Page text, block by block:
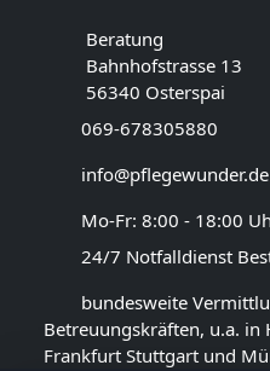
Beratung
Bahnhofstrasse 13
56340 Osterspai
069-678305880
info@pflegewunder.de
Mo-Fr: 8:00 - 18:00
24/7 Notfalldienst
bundesweite
Betreuungskräften, u.a. in
Frankfurt Stuttgart und